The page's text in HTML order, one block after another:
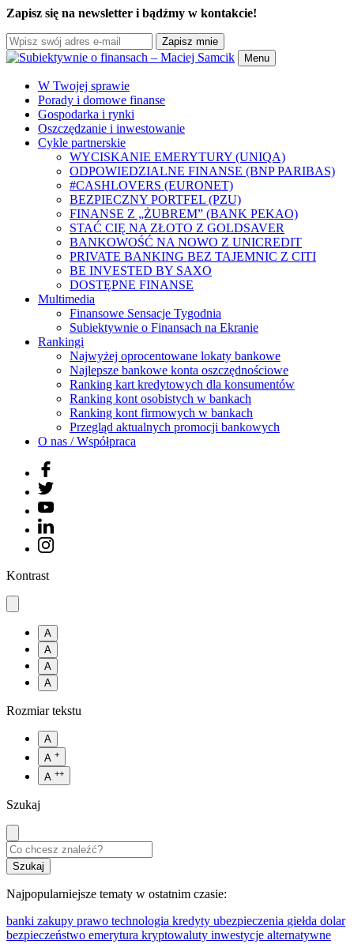
Zapisz się na newsletter i bądźmy w kontakcie!
Zapisz mnie
Menu
W Twojej sprawie
Porady i domowe finanse
Gospodarka i rynki
Oszczędzanie i inwestowanie
Cykle partnerskie
WYCISKANIE EMERYTURY (UNIQA)
ODPOWIEDZIALNE FINANSE (BNP PARIBAS)
#CASHLOVERS (EURONET)
BEZPIECZNY PORTFEL (PZU)
FINANSE Z „ŻUBREM” (BANK PEKAO)
STAĆ CIĘ NA ZŁOTO Z GOLDSAVER
BANKOWOŚĆ NA NOWO Z UNICREDIT
PRIVATE BANKING BEZ TAJEMNIC Z CITI
BE INVESTED BY SAXO
DOSTĘPNE FINANSE
Multimedia
Finansowe Sensacje Tygodnia
Subiektywnie o Finansach na Ekranie
Rankingi
Najwyżej oprocentowane lokaty bankowe
Najlepsze bankowe konta oszczędnościowe
Ranking kart kredytowych dla konsumentów
Ranking kont osobistych w bankach
Ranking kont firmowych w bankach
Przegląd aktualnych promocji bankowych
O nas / Współpraca
Kontrast
A
A
A
A
Rozmiar tekstu
A
A +
A ++
Szukaj
Najpopularniejsze tematy w ostatnim czasie:
banki zakupy prawo technologia kredyty ubezpieczenia giełda dolar
bezpieczeństwo emerytura kryptowaluty inwestycje alternatywne